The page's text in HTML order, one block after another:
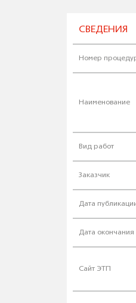
СВЕДЕНИЯ
Номер
Наименование
Вид работ
Заказчик
Дата
Дата
Сайт ЭТП